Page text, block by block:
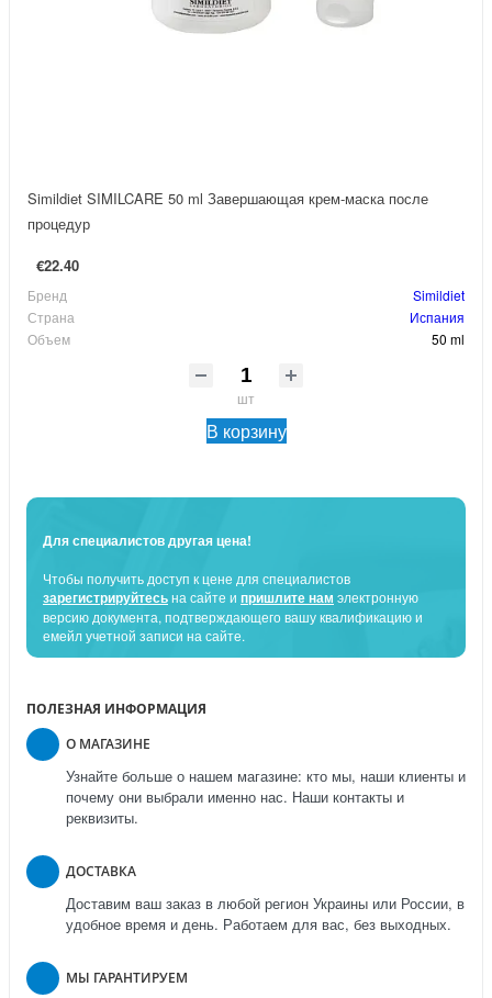
Simildiet SIMILCARE 50 ml Завершающая крем-маска после
процедур
€22.40
Бренд
Simildiet
Страна
Испания
Объем
50 ml
шт
В корзину
Для специалистов другая цена!
Чтобы получить доступ к цене для специалистов
зарегистрируйтесьна сайте и пришлите нам электронную
версию документа, подтверждающего вашу квалификацию и
емейл учетной записи на сайте.
ПОЛЕЗНАЯ ИНФОРМАЦИЯ
О МАГАЗИНЕ
Узнайте больше о нашем магазине: кто мы, наши клиенты и
почему они выбрали именно нас. Наши контакты и
реквизиты.
ДОСТАВКА
Доставим ваш заказ в любой регион Украины или России, в
удобное время и день. Работаем для вас, без выходных.
МЫ ГАРАНТИРУЕМ